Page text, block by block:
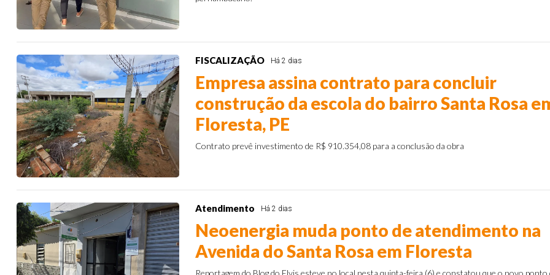
FISCALIZAÇÃO Há 2 dias
Empresa assina contrato para concluir
construção da escola do bairro Santa Rosa
Floresta, PE
Contrato prevê investimento de R$ 910.354,08 para a conclusão da obra
Atendimento Há 2 dias
Neoenergia muda ponto de atendimento na
Avenida do Santa Rosa em Floresta
Reportagem do Blog do Elvis esteve no local nesta quinta-feira (6) e constatou que o novo ponto